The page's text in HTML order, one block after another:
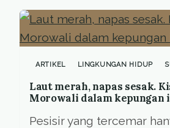
ARTIKEL LINGKUNGAN HIDUP
Laut merah, napas sesak.
Morowali dalam
Pesisir yang tercemar